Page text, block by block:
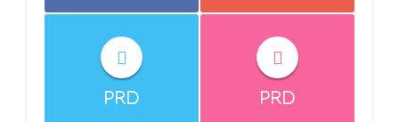
PRD PRD